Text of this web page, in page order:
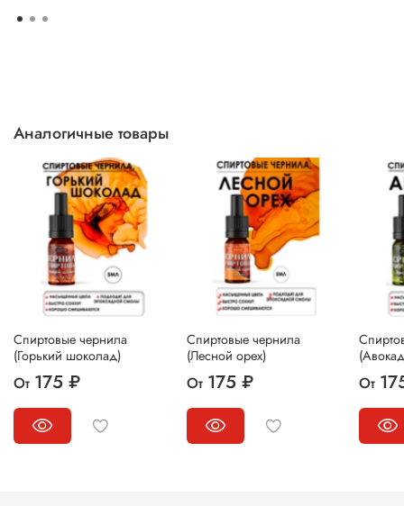
Аналогичные товары
Спиртовые чернила
(Горький шоколад)
От 175 ₽
Спиртовые чернила
(Лесной орех)
От 175 ₽ От